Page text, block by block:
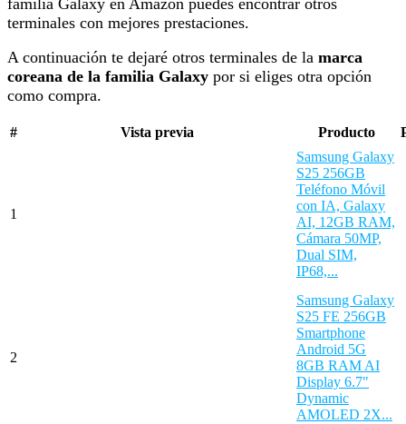
terminales con mejores prestaciones.
A continuación te dejaré otros terminales de la marca
coreana de la familia Galaxy por si eliges otra opción
como compra.
# Vista previa Producto
1
Samsung Galaxy
S25 256GB
Teléfono Móvil
con IA, Galaxy
AI, 12GB RAM,
Cámara 50MP,
Dual SIM,
IP68,...
2
Samsung Galaxy
S25 FE 256GB
Smartphone
Android 5G
8GB RAM AI
Display 6.7"
Dynamic
AMOLED 2X...